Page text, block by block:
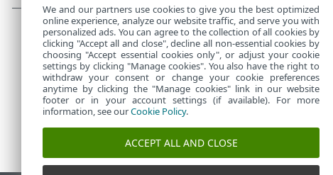
Вы можете
позволяет
We and our partners use cookies to give you the best optimized
online experience, analyze our website traffic, and serve you with
personalized ads. You can agree to the collection of all cookies by
clicking "Accept all and close", decline all non-essential cookies by
choosing "Accept essential cookies only", or adjust your cookie
settings by clicking "Manage cookies". You also have the right to
withdraw your consent or change your cookie preferences
anytime by clicking the "Manage cookies" link in our website
footer or in your account settings (if available). For more
information, see ourCookie Policy.
ACCEPT ALL AND CLOSE